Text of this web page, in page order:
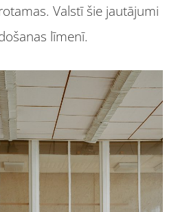
Valstī šie jautājumi
līmenī.